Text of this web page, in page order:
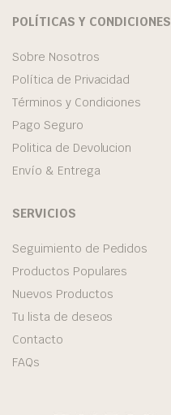
POLÍTICAS Y CONDICIONES
Sobre Nosotros
Política de Privacidad
Términos y Condiciones
Pago Seguro
Politica de Devolucion
Envío & Entrega
SERVICIOS
Seguimiento de Pedidos
Productos Populares
Nuevos Productos
Tu lista de deseos
Contacto
FAQs